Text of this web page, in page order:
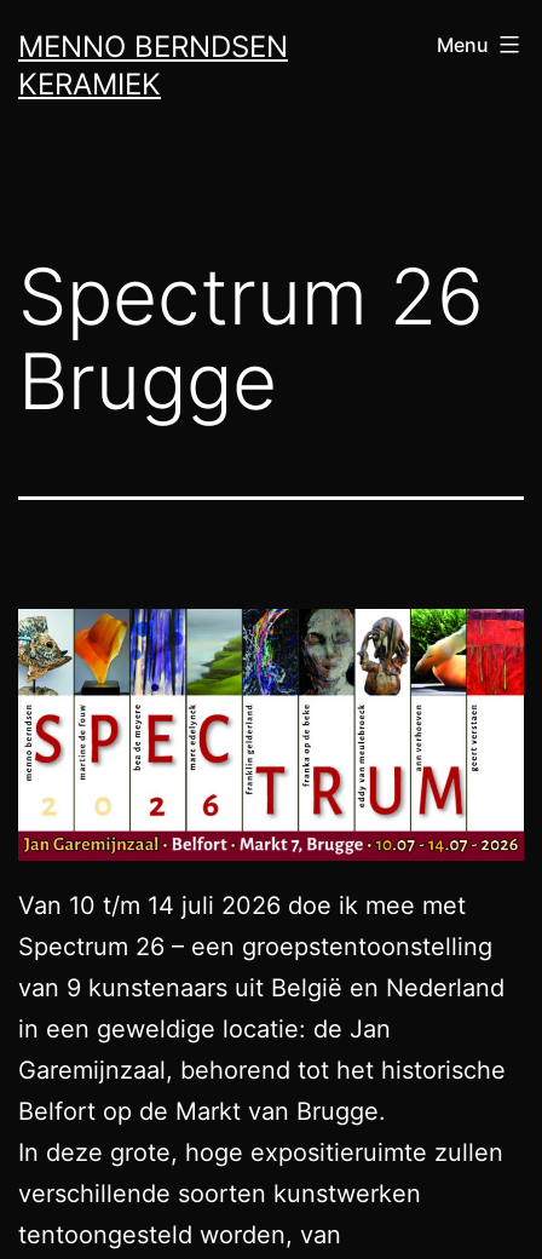
to
content
MENNO BERNDSEN
KERAMIEK
Menu
Spectrum 26
Brugge
Van 10 t/m 14 juli 2026 doe ik mee met
Spectrum 26 – een groepstentoonstelling
van 9 kunstenaars uit België en Nederland
in een geweldige locatie: de Jan
Garemijnzaal, behorend tot het historische
Belfort op de Markt van Brugge.
In deze grote, hoge expositieruimte zullen
verschillende soorten kunstwerken
tentoongesteld worden, van